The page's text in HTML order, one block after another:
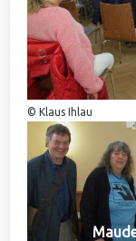
© Klaus Ihlau